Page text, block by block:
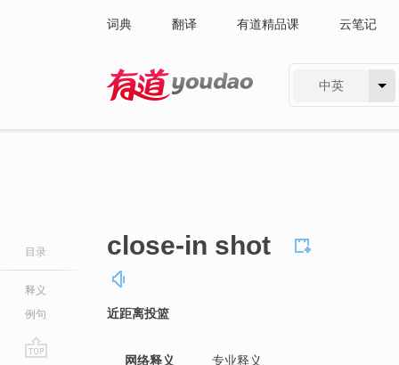
词典 翻译 有道精品课 云笔记
中英
目录
释义
例句
close-in shot
近距离投篮
网络释义 专业释义